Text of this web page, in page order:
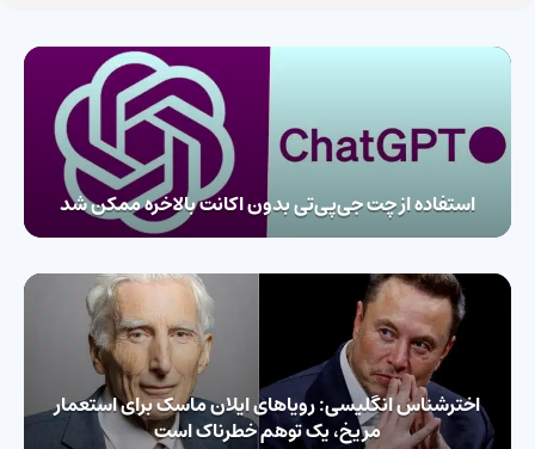
استفاده از چت جی‌پی‌تی بدون اکانت بالاخره ممکن شد
اخترشناس انگلیسی:‌ رویاهای ایلان ماسک برای استعمار
مریخ،‌ یک توهم خطرناک است